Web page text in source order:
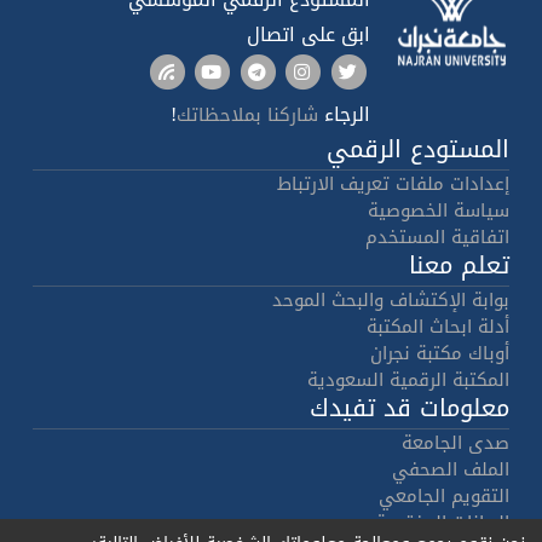
ابق على اتصال
الرجاء شاركنا بملاحظاتك!
المستودع الرقمي
إعدادات ملفات تعريف الارتباط
سياسة الخصوصية
اتفاقية المستخدم
تعلم معنا
بوابة الإكتشاف والبحث الموحد
أدلة ابحاث المكتبة
أوباك مكتبة نجران
المكتبة الرقمية السعودية
معلومات قد تفيدك
صدى الجامعة
الملف الصحفي
التقويم الجامعي
البيانات المفتوحة